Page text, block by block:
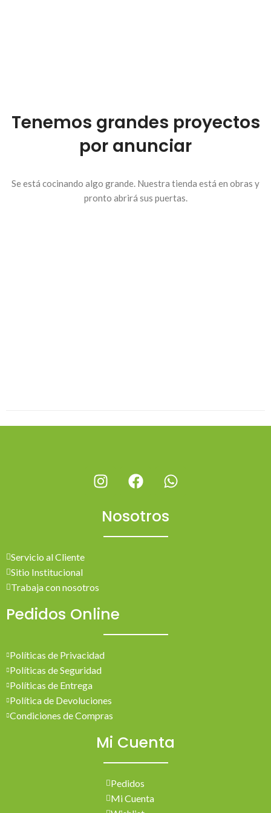
Tenemos grandes proyectos
por anunciar
Se está cocinando algo grande. Nuestra tienda está en obras y
pronto abrirá sus puertas.
Nosotros
Servicio al Cliente
Sitio Institucional
Trabaja con nosotros
Pedidos Online
Políticas de Privacidad
Políticas de Seguridad
Políticas de Entrega
Política de Devoluciones
Condiciones de Compras
Mi Cuenta
Pedidos
Mi Cuenta